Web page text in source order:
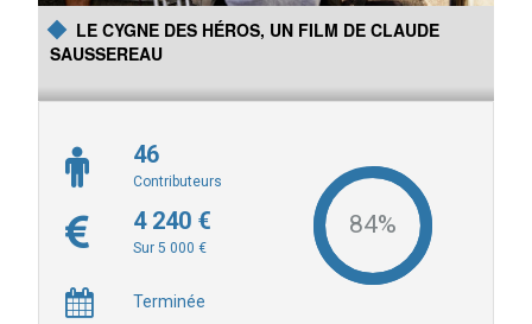
grand public.
LE CYGNE DES HÉROS, UN FILM DE CLAUDE
SAUSSEREAU
46
Contributeurs
4 240 €
Sur 5 000 €
Terminée